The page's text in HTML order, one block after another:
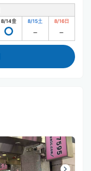
8/14金 8/15土 8/16日